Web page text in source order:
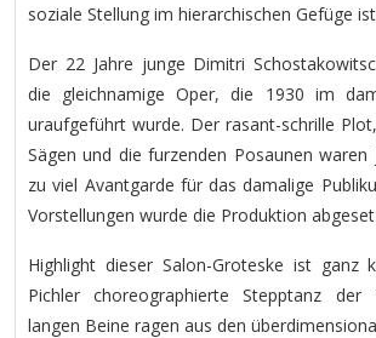
soziale Stellung im hierarchischen Gefüge
Der 22 Jahre junge Dimitri
die gleichnamige Oper, die 1930 im
uraufgeführt wurde. Der rasant-schrille
Sägen und die furzenden Posaunen
zu viel Avantgarde für das damalige
Vorstellungen wurde die Produktion
Highlight dieser Salon-Groteske ist ganz
Pichler choreographierte Stepptanz
langen Beine ragen aus den